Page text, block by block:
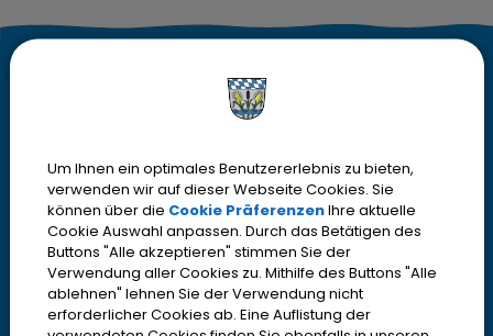
n
t
a
k
82140 Olching
Telefon08142 200-2000
Telefax08142 200-4000
IBAN DE13700530700001952316
> Email oder Kontaktformular
Um Ihnen ein optimales Benutzererlebnis zu bieten,
verwenden wir auf dieser Webseite Cookies. Sie
können über die Cookie PräferenzenIhre aktuelle
Cookie Auswahl anpassen. Durch das Betätigen des
Buttons "Alle akzeptieren" stimmen Sie der
Verwendung aller Cookies zu. Mithilfe des Buttons "Alle
ablehnen" lehnen Sie der Verwendung nicht
erforderlicher Cookies ab. Eine Auflistung der